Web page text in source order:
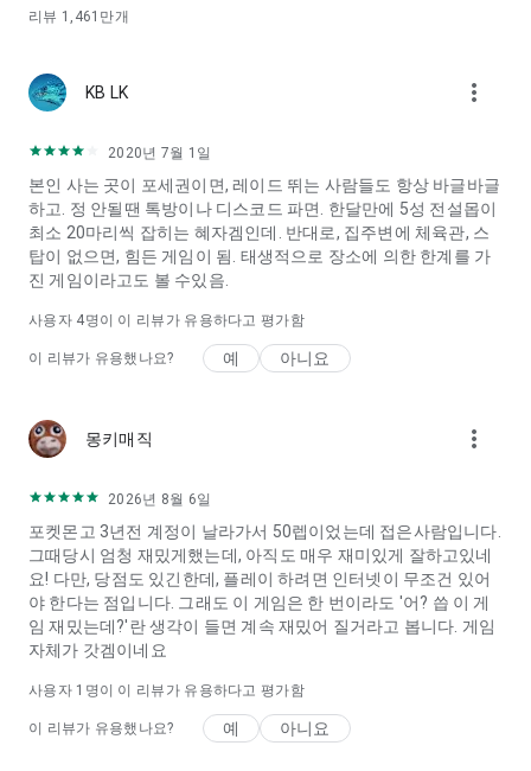
리뷰 1,461만개
KB LK more_vert
2020년 7월 1일
본인 사는 곳이 포세권이면, 레이드 뛰는 사람들도 항상 바글바글
하고. 정 안될땐 톡방이나 디스코드 파면. 한달만에 5성 전설몹이
최소 20마리씩 잡히는 혜자겜인데. 반대로, 집주변에 체육관, 스
탑이 없으면, 힘든 게임이 됨. 태생적으로 장소에 의한 한계를 가
진 게임이라고도 볼 수있음.
사용자 4명이 이 리뷰가 유용하다고 평가함
이 리뷰가 유용했나요? 예 아니요
몽키매직 more_vert
2026년 8월 6일
포켓몬고 3년전 계정이 날라가서 50렙이었는데 접은사람입니다.
그때당시 엄청 재밌게했는데, 아직도 매우 재미있게 잘하고있네
요! 다만, 당점도 있긴한데, 플레이 하려면 인터넷이 무조건 있어
야 한다는 점입니다. 그래도 이 게임은 한 번이라도 '어? 씁 이 게
임 재밌는데?'란 생각이 들면 계속 재밌어 질거라고 봅니다. 게임
자체가 갓겜이네요
사용자 1명이 이 리뷰가 유용하다고 평가함
이 리뷰가 유용했나요? 예 아니요